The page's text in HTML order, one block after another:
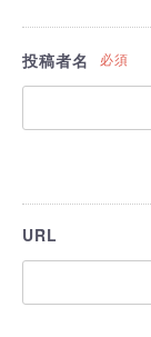
投稿者名 必須
URL